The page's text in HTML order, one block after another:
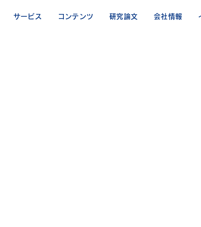
サービス コンテンツ 研究論文 会社情報